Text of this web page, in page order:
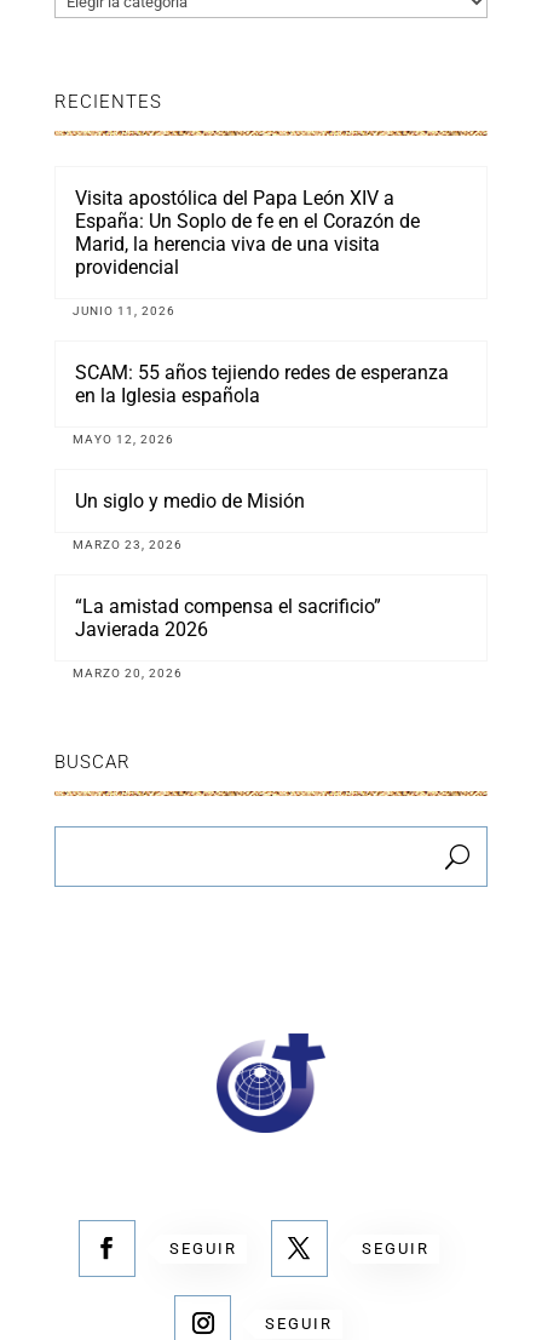
RECIENTES
Visita apostólica del Papa León XIV a
España: Un Soplo de fe en el Corazón de
Marid, la herencia viva de una visita
providencial
JUNIO 11, 2026
SCAM: 55 años tejiendo redes de esperanza
en la Iglesia española
MAYO 12, 2026
Un siglo y medio de Misión
MARZO 23, 2026
“La amistad compensa el sacrificio”
Javierada 2026
MARZO 20, 2026
BUSCAR
SEGUIR SEGUIR
SEGUIR